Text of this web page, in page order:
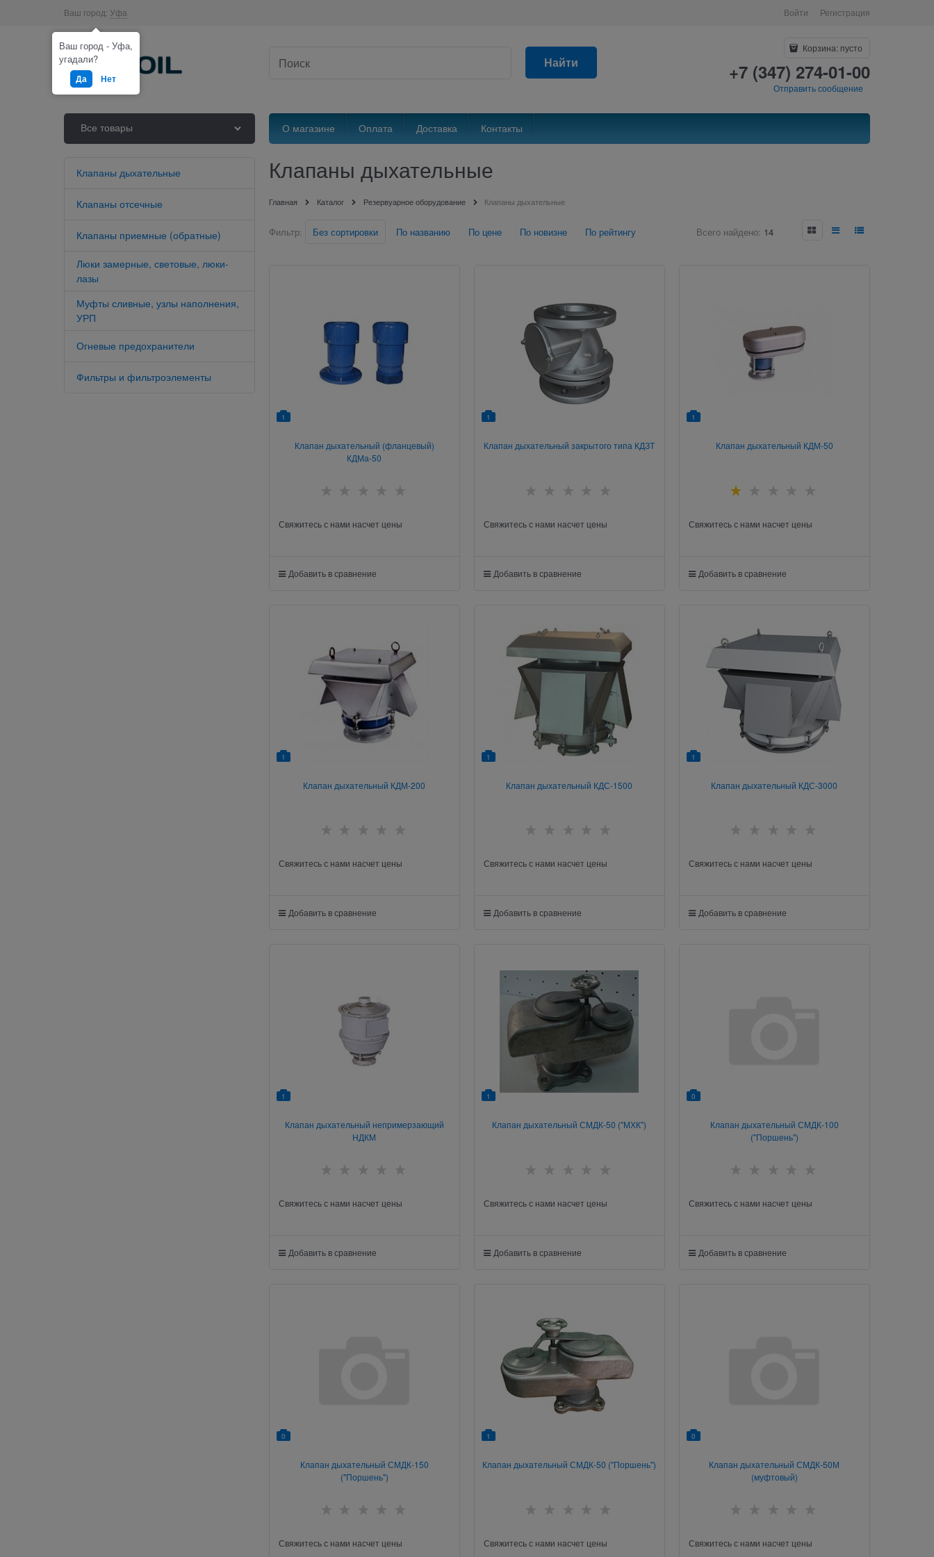
Ваш город: Уфа Войти Регистрация
Найти
Корзина: пусто
+7 (347) 274-01-00
Отправить сообщение
Все товары О магазине Оплата Доставка Контакты
Клапаны дыхательные
Клапаны отсечные
Клапаны приемные (обратные)
Люки замерные, световые, люки-
лазы
Муфты сливные, узлы наполнения,
УРП
Огневые предохранители
Фильтры и фильтроэлементы
Клапаны дыхательные
Главная Каталог Резервуарное оборудование Клапаны дыхательные
Фильтр: Без сортировки По названию По цене По новизне По рейтингу Всего найдено: 14
1
Клапан дыхательный (фланцевый)
КДМа-50
Свяжитесь с нами насчет цены
Добавить в сравнение
1
Клапан дыхательный закрытого типа КДЗТ
Свяжитесь с нами насчет цены
Добавить в сравнение
1
Клапан дыхательный КДМ-50
Свяжитесь с нами насчет цены
Добавить в сравнение
1
Клапан дыхательный КДМ-200
Свяжитесь с нами насчет цены
Добавить в сравнение
1
Клапан дыхательный КДС-1500
Свяжитесь с нами насчет цены
Добавить в сравнение
1
Клапан дыхательный КДС-3000
Свяжитесь с нами насчет цены
Добавить в сравнение
1
Клапан дыхательный непримерзающий
НДКМ
Свяжитесь с нами насчет цены
Добавить в сравнение
1
Клапан дыхательный СМДК-50 ("МХК")
Свяжитесь с нами насчет цены
Добавить в сравнение
0
Клапан дыхательный СМДК-100
("Поршень")
Свяжитесь с нами насчет цены
Добавить в сравнение
0
Клапан дыхательный СМДК-150
("Поршень")
Свяжитесь с нами насчет цены
1
Клапан дыхательный СМДК-50 ("Поршень")
Свяжитесь с нами насчет цены
0
Клапан дыхательный СМДК-50М
(муфтовый)
Свяжитесь с нами насчет цены
Ваш город - Уфа,
угадали?
Да Нет